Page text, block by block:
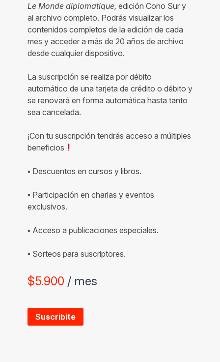
Le Monde diplomatique, edición Cono Sur y
al archivo completo. Podrás visualizar los
contenidos completos de la edición de cada
mes y acceder a más de 20 años de archivo
desde cualquier dispositivo.
La suscripción se realiza por débito
automático de una tarjeta de crédito o débito y
se renovará en forma automática hasta tanto
sea cancelada.
¡Con tu suscripción tendrás acceso a múltiples
beneficios
▪ Descuentos en cursos y libros.
▪ Participación en charlas y eventos
exclusivos.
▪ Acceso a publicaciones especiales.
▪ Sorteos para suscriptores.
$5.900 / mes
Suscribite